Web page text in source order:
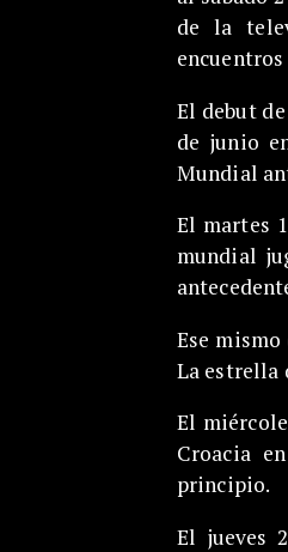
de la
El debut
de junio
Mundial
El martes
mundial
Ese
La estrella
El
Croacia
principio.
El jueves